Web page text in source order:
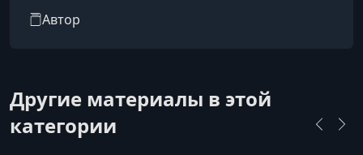
Автор
Другие материалы в этой
категории